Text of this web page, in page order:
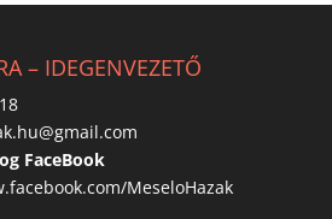
– IDEGENVEZETŐ
FaceBook
MeseloHazak